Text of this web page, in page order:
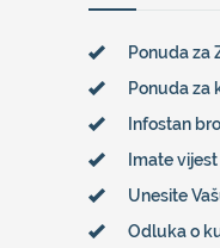
Ponuda za
Ponuda za
Infostan
Imate
Unesite
Odluka o